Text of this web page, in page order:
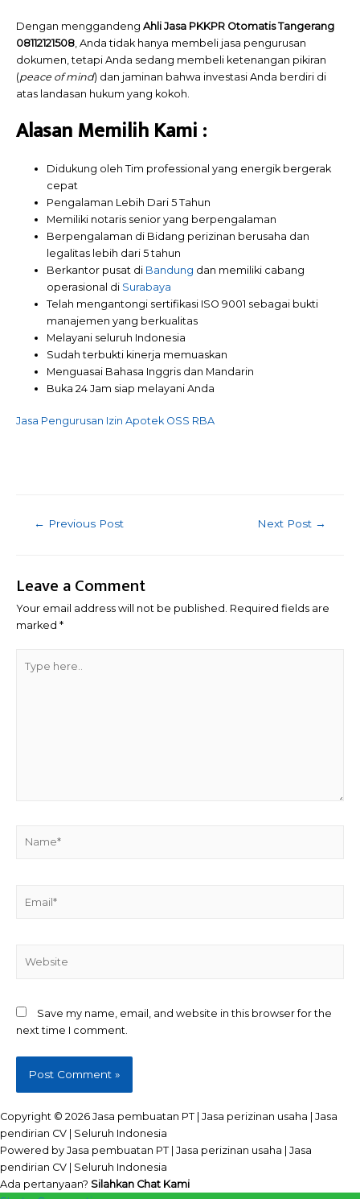
Dengan menggandeng Ahli Jasa PKKPR Otomatis Tangerang
08112121508 , Anda tidak hanya membeli jasa pengurusan
dokumen, tetapi Anda sedang membeli ketenangan pikiran
(peace of mind) dan jaminan bahwa investasi Anda berdiri di
atas landasan hukum yang kokoh.
Alasan MemilihKami:
Didukung oleh Tim professional yang energik bergerak
cepat
Pengalaman Lebih Dari 5 Tahun
Memiliki notaris senior yang berpengalaman
Berpengalaman di Bidang perizinan berusaha dan
legalitas lebih dari 5 tahun
Berkantor pusat di Bandung dan memiliki cabang
operasional di Surabaya
Telah mengantongi sertifikasi ISO 9001 sebagai bukti
manajemen yang berkualitas
Melayani seluruh Indonesia
Sudah terbukti kinerja memuaskan
Menguasai Bahasa Inggris dan Mandarin
Buka 24 Jam siap melayani Anda
Jasa Pengurusan Izin Apotek OSS RBA
Post
← Previous Post Next Post →
Leave a Comment
Your email address will not be published. Required fields are
marked *
here..
Save my name, email, and website in this browser for the
next time I comment.
Copyright © 2026 Jasa pembuatan PT | Jasa perizinan usaha | Jasa
pendirian CV | Seluruh Indonesia
Powered by Jasa pembuatan PT | Jasa perizinan usaha | Jasa
pendirian CV | Seluruh Indonesia
Ada pertanyaan? Silahkan Chat Kami